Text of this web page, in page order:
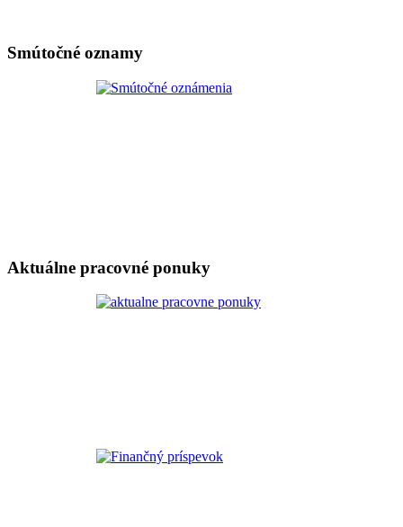
Smútočné oznamy
Aktuálne pracovné ponuky